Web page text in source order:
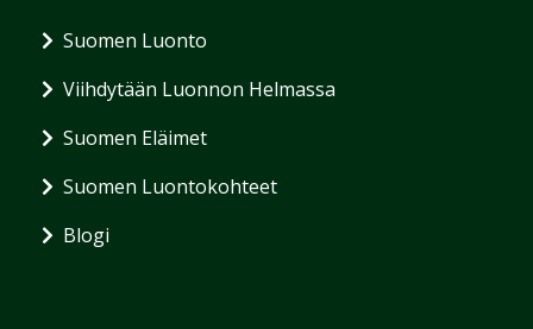
Suomen Luonto
Viihdytään Luonnon Helmassa
Suomen Eläimet
Suomen Luontokohteet
Blogi